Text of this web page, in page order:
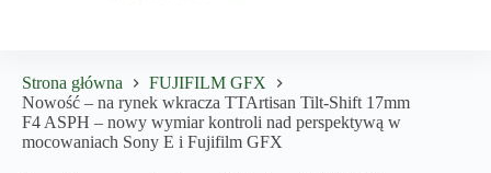
Strona główna
FUJIFILM GFX
Nowość – na rynek wkracza TTArtisan Tilt-Shift 17mm
F4 ASPH – nowy wymiar kontroli nad perspektywą w
mocowaniach Sony E i Fujifilm GFX